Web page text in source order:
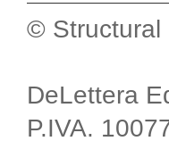
©
DeLettera
P.IVA.